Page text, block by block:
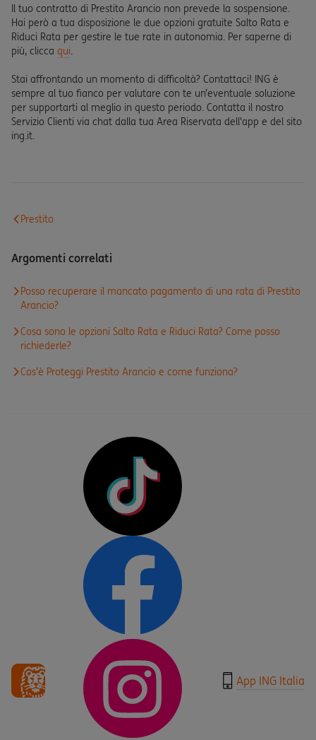
Il tuo contratto di Prestito Arancio non prevede la sospensione.
Hai però a tua disposizione le due opzioni gratuite Salto Rata e
Riduci Rata per gestire le tue rate in autonomia. Per saperne di
più, clicca qui.
Stai affrontando un momento di difficoltà? Contattaci! ING è
sempre al tuo fianco per valutare con te un’eventuale soluzione
per supportarti al meglio in questo periodo. Contatta il nostro
Servizio Clienti via chat dalla tua Area Riservata dell'app e del sito
ing.it.
Prestito
Argomenti correlati
Posso recuperare il mancato pagamento di una rata di Prestito
Arancio?
Cosa sono le opzioni Salto Rata e Riduci Rata? Come posso
richiederle?
Cos’è Proteggi Prestito Arancio e come funziona?
App ING Italia